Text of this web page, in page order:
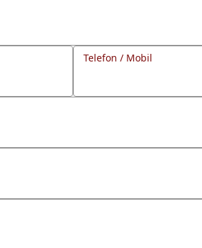
Telefon / Mobil